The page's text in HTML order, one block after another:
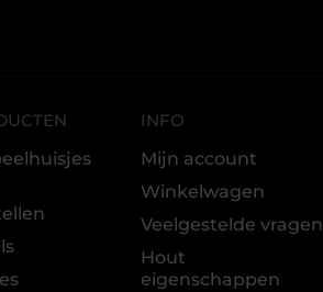
INFO
Mijn account
Winkelwagen
Veelgestelde vragen
Hout
eigenschappen